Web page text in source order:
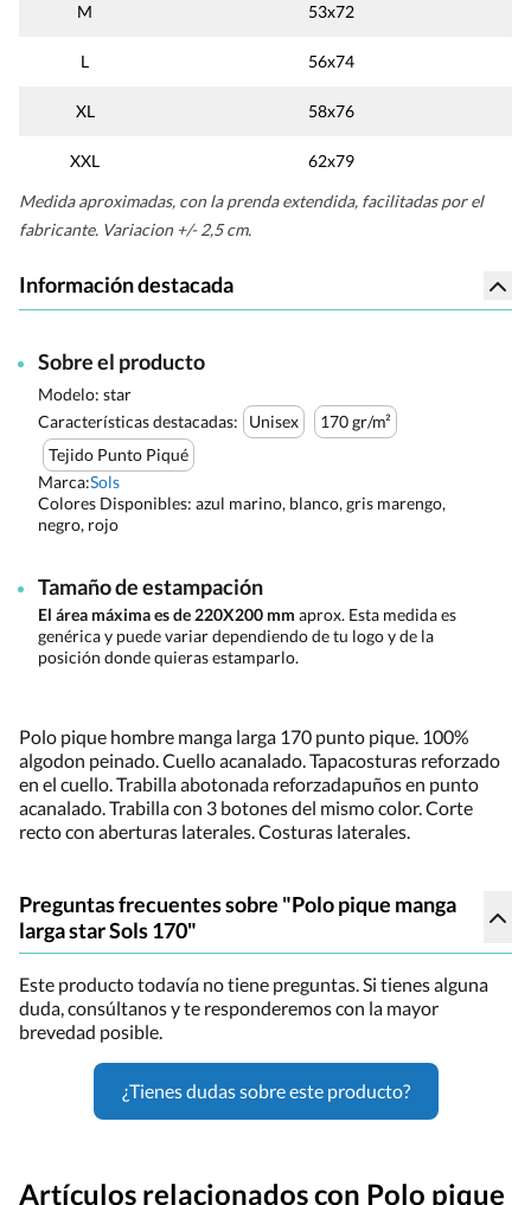
M 53x72
L 56x74
XL 58x76
XXL
62x79
Medida aproximadas, con la prenda extendida, facilitadas por el
fabricante. Variacion +/- 2,5 cm.
Información destacada
Sobre el producto
Modelo: star
Características destacadas:
Unisex
170 gr/m²
Tejido Punto Piqué
Marca:Sols
Colores Disponibles: azul marino, blanco, gris marengo,
negro, rojo
Tamaño de estampación
El área máxima es de 220X200 mm aprox. Esta medida es
genérica y puede variar dependiendo de tu logo y de la
posición donde quieras estamparlo.
Polo pique hombre manga larga 170 punto pique. 100%
algodon peinado. Cuello acanalado. Tapacosturas reforzado
en el cuello. Trabilla abotonada reforzadapuños en punto
acanalado. Trabilla con 3 botones del mismo color. Corte
recto con aberturas laterales. Costuras laterales.
Preguntas frecuentes sobre "Polo pique manga
larga star Sols 170"
Este producto todavía no tiene preguntas. Si tienes alguna
duda, consúltanos y te responderemos con la mayor
brevedad posible.
¿Tienes dudas sobre este producto?
Artículos relacionados con Polo pique